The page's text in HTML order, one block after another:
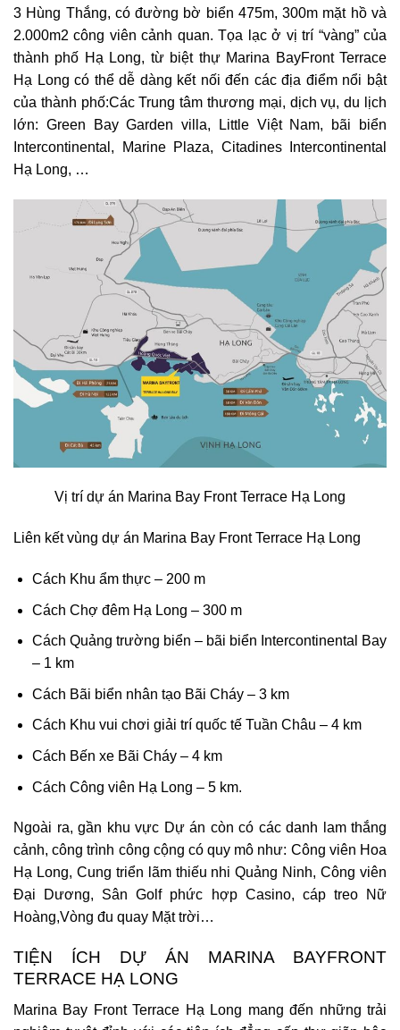
3 Hùng Thắng, có đường bờ biển 475m, 300m mặt hồ và
2.000m2 công viên cảnh quan. Tọa lạc ở vị trí “vàng” của
thành phố Hạ Long, từ biệt thự Marina BayFront Terrace
Hạ Long có thể dễ dàng kết nối đến các địa điểm nổi bật
của thành phố:Các Trung tâm thương mại, dịch vụ, du lịch
lớn: Green Bay Garden villa, Little Việt Nam, bãi biển
Intercontinental, Marine Plaza, Citadines Intercontinental
Hạ Long, …
Vị trí dự án Marina Bay Front Terrace Hạ Long
Liên kết vùng dự án Marina Bay Front Terrace Hạ Long
Cách Khu ẩm thực – 200 m
Cách Chợ đêm Hạ Long – 300 m
Cách Quảng trường biển – bãi biển Intercontinental Bay
– 1 km
Cách Bãi biển nhân tạo Bãi Cháy – 3 km
Cách Khu vui chơi giải trí quốc tế Tuần Châu – 4 km
Cách Bến xe Bãi Cháy – 4 km
Cách Công viên Hạ Long – 5 km.
Ngoài ra, gần khu vực Dự án còn có các danh lam thắng
cảnh, công trình công cộng có quy mô như: Công viên Hoa
Hạ Long, Cung triển lãm thiếu nhi Quảng Ninh, Công viên
Đại Dương, Sân Golf phức hợp Casino, cáp treo Nữ
Hoàng,Vòng đu quay Mặt trời…
TIỆN ÍCH DỰ ÁN MARINA BAYFRONT
TERRACE HẠ LONG
Marina Bay Front Terrace Hạ Long mang đến những trải